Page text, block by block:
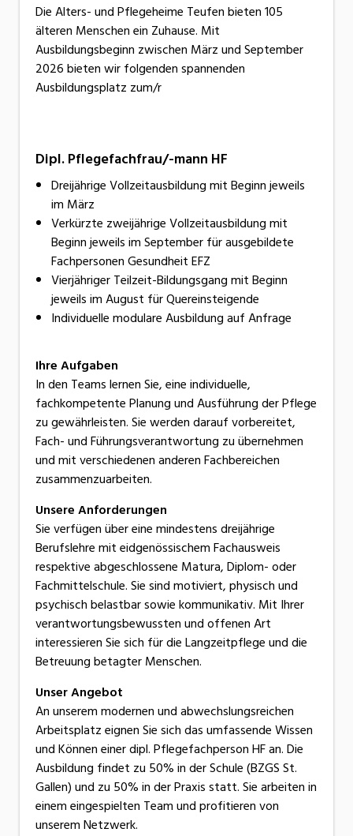
Die Alters- und Pflegeheime Teufen bieten 105
älteren Menschen ein Zuhause. Mit
Ausbildungsbeginn zwischen März und September
2026 bieten wir folgenden spannenden
Ausbildungsplatz zum/r
Dipl. Pflegefachfrau/-mann HF
Dreijährige Vollzeitausbildung mit Beginn jeweils
im März
Verkürzte zweijährige Vollzeitausbildung mit
Beginn jeweils im September für ausgebildete
Fachpersonen Gesundheit EFZ
Vierjähriger Teilzeit-Bildungsgang mit Beginn
jeweils im August für Quereinsteigende
Individuelle modulare Ausbildung auf Anfrage
Ihre Aufgaben
In den Teams lernen Sie, eine individuelle,
fachkompetente Planung und Ausführung der Pflege
zu gewährleisten. Sie werden darauf vorbereitet,
Fach- und Führungsverantwortung zu übernehmen
und mit verschiedenen anderen Fachbereichen
zusammenzuarbeiten.
Unsere Anforderungen
Sie verfügen über eine mindestens dreijährige
Berufslehre mit eidgenössischem Fachausweis
respektive abgeschlossene Matura, Diplom- oder
Fachmittelschule. Sie sind motiviert, physisch und
psychisch belastbar sowie kommunikativ. Mit Ihrer
verantwortungsbewussten und offenen Art
interessieren Sie sich für die Langzeitpflege und die
Betreuung betagter Menschen.
Unser Angebot
An unserem modernen und abwechslungsreichen
Arbeitsplatz eignen Sie sich das umfassende Wissen
und Können einer dipl. Pflegefachperson HF an. Die
Ausbildung findet zu 50% in der Schule (BZGS St.
Gallen) und zu 50% in der Praxis statt. Sie arbeiten in
einem eingespielten Team und profitieren von
unserem Netzwerk.